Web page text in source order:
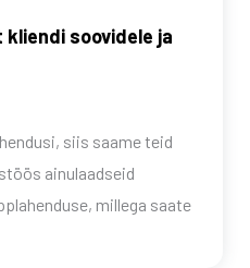
soovidele ja
siis saame teid
ainulaadseid
millega saate